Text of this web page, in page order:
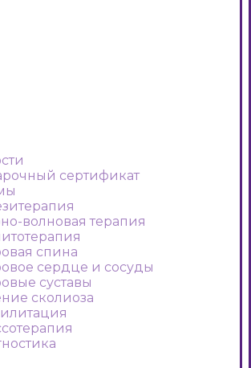
сертификат
волновая терапия
спина
сердце и сосуды
суставы
сколиоза